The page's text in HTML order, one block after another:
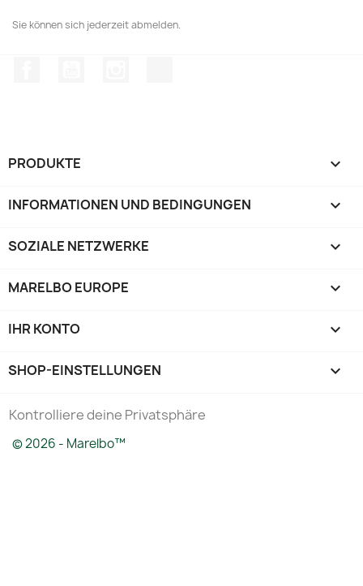
Sie können sich jederzeit abmelden.
PRODUKTE 
INFORMATIONEN UND BEDINGUNGEN 
SOZIALE NETZWERKE 
MARELBO EUROPE 
IHR KONTO 
SHOP-EINSTELLUNGEN keyboard_arrow_down
Kontrolliere deine Privatsphäre
© 2026 - Marelbo™